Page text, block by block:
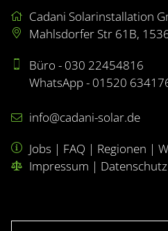
Cadani Solarinstallation
Mahlsdorfer Str 61B,
Büro - 030 22454816
WhatsApp - 01520
info@cadani-solar.de
Jobs| FAQ | Regionen |
Impressum | Datenschutz